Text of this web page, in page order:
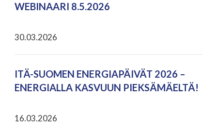
WEBINAARI 8.5.2026
30.03.2026
ITÄ-SUOMEN ENERGIAPÄIVÄT 2026 –
ENERGIALLA KASVUUN PIEKSÄMÄELTÄ!
16.03.2026